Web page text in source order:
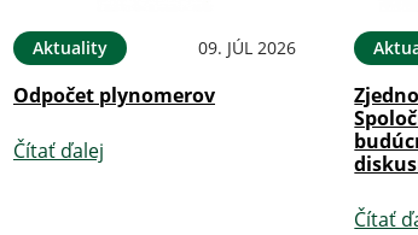
Aktuality 09. JÚL 2026
Odpočet plynomerov
Čítať ďalej
Čítať